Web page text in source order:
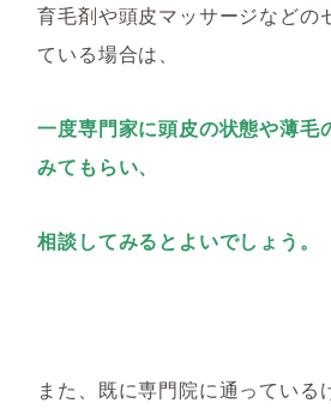
育毛剤や頭皮マッサージなどの
ている場合は、
一度専門家に頭皮の状態や薄毛
みてもらい、
相談してみるとよいでしょう。
また、既に専門院に通っている